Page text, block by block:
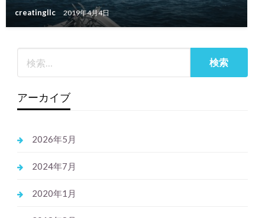
creatingllc 2019年4月4日
アーカイブ
2026年5月
2024年7月
2020年1月